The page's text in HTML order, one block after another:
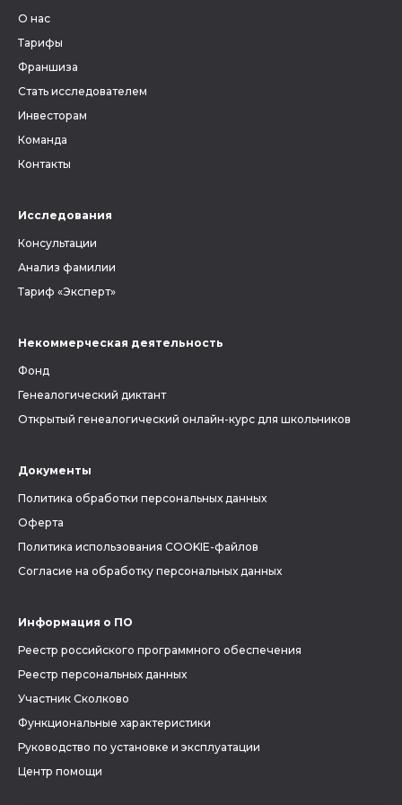
О нас
Тарифы
Франшиза
Стать исследователем
Инвесторам
Команда
Контакты
Исследования
Консультации
Анализ фамилии
Тариф «Эксперт»
Некоммерческая деятельность
Фонд
Генеалогический диктант
Открытый генеалогический онлайн-курс для школьников
Документы
Политика обработки персональных данных
Оферта
Политика использования COOKIE-файлов
Согласие на обработку персональных данных
Информация о ПО
Реестр российского программного обеспечения
Реестр персональных данных
Участник Сколково
Функциональные характеристики
Руководство по установке и эксплуатации
Центр помощи